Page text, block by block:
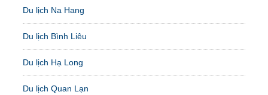
Du lịch Na Hang
Du lịch Bình Liêu
Du lịch Hạ Long
Du lịch Quan Lạn